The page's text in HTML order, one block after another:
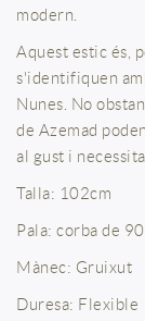
modern.
Aquest estic és,
s'identifiquen
Nunes. No
de Azemad
al gust i
Talla: 102cm
Pala: corba de
Mànec: Gruixut
Duresa: Flexible